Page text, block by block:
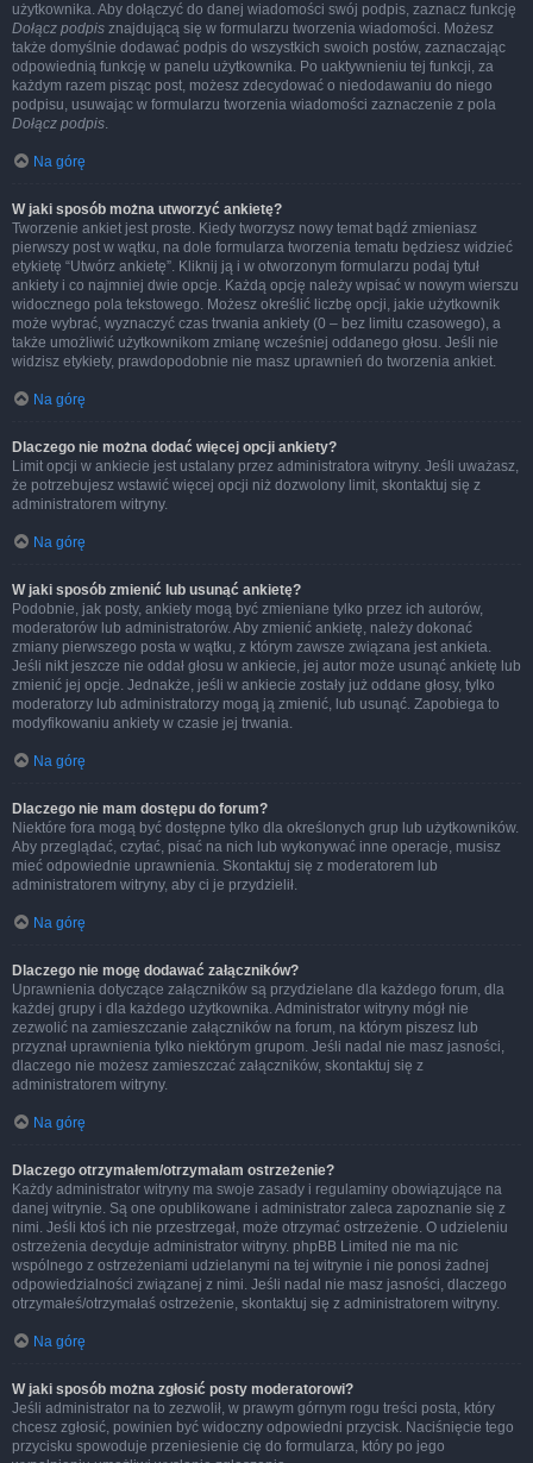
użytkownika. Aby dołączyć do danej wiadomości swój podpis, zaznacz funkcję
Dołącz podpis znajdującą się w formularzu tworzenia wiadomości. Możesz
także domyślnie dodawać podpis do wszystkich swoich postów, zaznaczając
odpowiednią funkcję w panelu użytkownika. Po uaktywnieniu tej funkcji, za
każdym razem pisząc post, możesz zdecydować o niedodawaniu do niego
podpisu, usuwając w formularzu tworzenia wiadomości zaznaczenie z pola
Dołącz podpis.
Na górę
W jaki sposób można utworzyć ankietę?
Tworzenie ankiet jest proste. Kiedy tworzysz nowy temat bądź zmieniasz
pierwszy post w wątku, na dole formularza tworzenia tematu będziesz widzieć
etykietę “Utwórz ankietę”. Kliknij ją i w otworzonym formularzu podaj tytuł
ankiety i co najmniej dwie opcje. Każdą opcję należy wpisać w nowym wierszu
widocznego pola tekstowego. Możesz określić liczbę opcji, jakie użytkownik
może wybrać, wyznaczyć czas trwania ankiety (0 – bez limitu czasowego), a
także umożliwić użytkownikom zmianę wcześniej oddanego głosu. Jeśli nie
widzisz etykiety, prawdopodobnie nie masz uprawnień do tworzenia ankiet.
Na górę
Dlaczego nie można dodać więcej opcji ankiety?
Limit opcji w ankiecie jest ustalany przez administratora witryny. Jeśli uważasz,
że potrzebujesz wstawić więcej opcji niż dozwolony limit, skontaktuj się z
administratorem witryny.
Na górę
W jaki sposób zmienić lub usunąć ankietę?
Podobnie, jak posty, ankiety mogą być zmieniane tylko przez ich autorów,
moderatorów lub administratorów. Aby zmienić ankietę, należy dokonać
zmiany pierwszego posta w wątku, z którym zawsze związana jest ankieta.
Jeśli nikt jeszcze nie oddał głosu w ankiecie, jej autor może usunąć ankietę lub
zmienić jej opcje. Jednakże, jeśli w ankiecie zostały już oddane głosy, tylko
moderatorzy lub administratorzy mogą ją zmienić, lub usunąć. Zapobiega to
modyfikowaniu ankiety w czasie jej trwania.
Na górę
Dlaczego nie mam dostępu do forum?
Niektóre fora mogą być dostępne tylko dla określonych grup lub użytkowników.
Aby przeglądać, czytać, pisać na nich lub wykonywać inne operacje, musisz
mieć odpowiednie uprawnienia. Skontaktuj się z moderatorem lub
administratorem witryny, aby ci je przydzielił.
Na górę
Dlaczego nie mogę dodawać załączników?
Uprawnienia dotyczące załączników są przydzielane dla każdego forum, dla
każdej grupy i dla każdego użytkownika. Administrator witryny mógł nie
zezwolić na zamieszczanie załączników na forum, na którym piszesz lub
przyznał uprawnienia tylko niektórym grupom. Jeśli nadal nie masz jasności,
dlaczego nie możesz zamieszczać załączników, skontaktuj się z
administratorem witryny.
Na górę
Dlaczego otrzymałem/otrzymałam ostrzeżenie?
Każdy administrator witryny ma swoje zasady i regulaminy obowiązujące na
danej witrynie. Są one opublikowane i administrator zaleca zapoznanie się z
nimi. Jeśli ktoś ich nie przestrzegał, może otrzymać ostrzeżenie. O udzieleniu
ostrzeżenia decyduje administrator witryny. phpBB Limited nie ma nic
wspólnego z ostrzeżeniami udzielanymi na tej witrynie i nie ponosi żadnej
odpowiedzialności związanej z nimi. Jeśli nadal nie masz jasności, dlaczego
otrzymałeś/otrzymałaś ostrzeżenie, skontaktuj się z administratorem witryny.
Na górę
W jaki sposób można zgłosić posty moderatorowi?
Jeśli administrator na to zezwolił, w prawym górnym rogu treści posta, który
chcesz zgłosić, powinien być widoczny odpowiedni przycisk. Naciśnięcie tego
przycisku spowoduje przeniesienie cię do formularza, który po jego